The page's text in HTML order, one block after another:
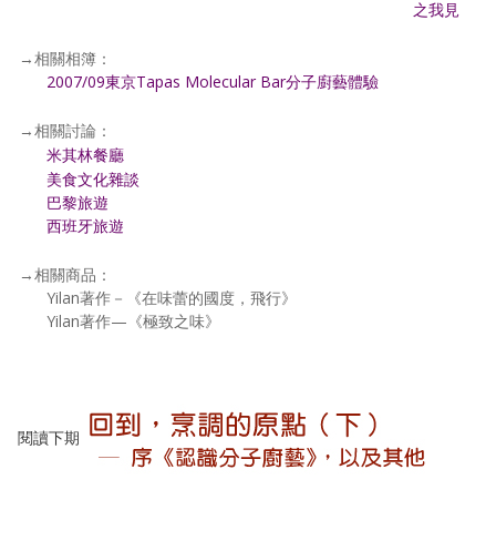
之我見
→相關相簿：
2007/09東京Tapas Molecular Bar分子廚藝體驗
→相關討論：
米其林餐廳
美食文化雜談
巴黎旅遊
西班牙旅遊
→相關商品：
Yilan著作－《在味蕾的國度，飛行》
Yilan著作—《極致之味》
閱讀下期